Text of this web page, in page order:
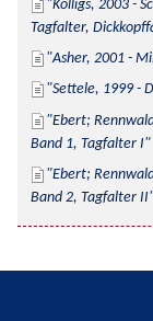
Kolligs, 2003 -
Tagfalter,
Asher, 2001 -
Settele, 1999 -
Ebert;
Band 1, Tagfalter I
Ebert;
Band 2, Tagfalter II